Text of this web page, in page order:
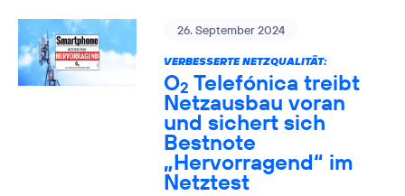
26. September 2024
VERBESSERTE NETZQUALITÄT:
O2 Telefónica treibt
Netzausbau voran
und sichert sich
Bestnote
„Hervorragend“ im
Netztest